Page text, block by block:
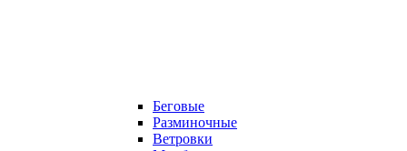
Беговые
Разминочные
Ветровки